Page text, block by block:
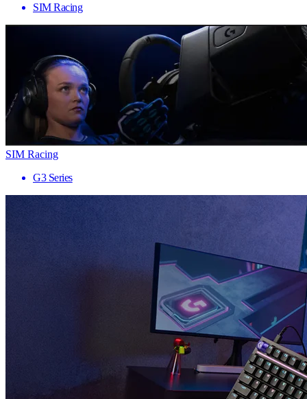
SIM Racing
SIM Racing
G3 Series